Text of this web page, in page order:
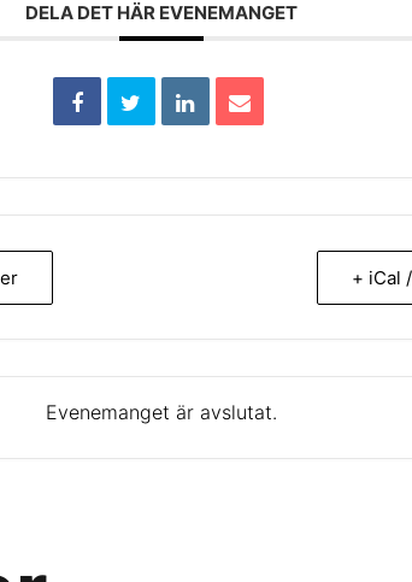
DELA DET HÄR EVENEMANGET
+ iCal
Evenemanget är avslutat.